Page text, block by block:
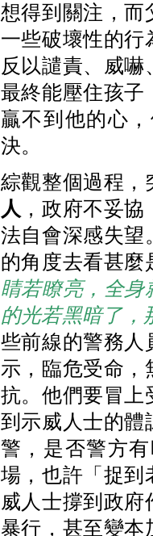
想得到關注，而
一些破壞性的行
反以譴責、威
最終能壓住孩子
贏不到他的心
決。
綜觀整個過程，
人 ，政府不妥
法自會深感失望
的角度去看甚麼
睛若瞭亮，全身
的光若黑暗了，
些前線的警務人
示，臨危受命，
抗。他們要冒上
到示威人士的體
警，是否警方
場，也許「捉到
威人士撐到政
暴行，甚至變本